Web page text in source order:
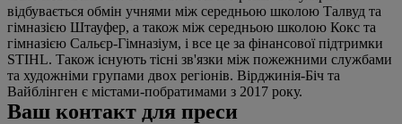
відбувається обмін учнями між середньою школою Талвуд та
гімназією Штауфер, а також між середньою школою Кокс та
гімназією Сальєр-Гімназіум, і все це за фінансової підтримки
STIHL. Також існують тісні зв'язки між пожежними службами
та художніми групами двох регіонів. Вірджинія-Біч та
Вайблінген є містами-побратимами з 2017 року.
Ваш контакт для преси